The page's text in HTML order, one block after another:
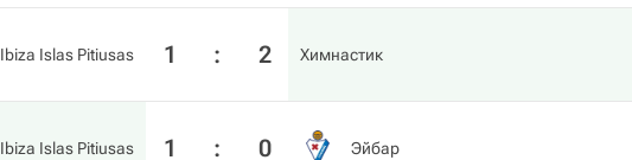
Ibiza Islas Pitiusas 1 : 2 Химнастик
Ibiza Islas Pitiusas 1 : 0 Эйбар